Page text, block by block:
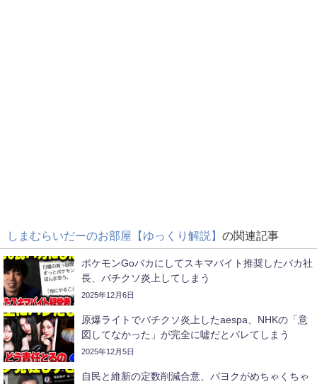
しまむらいだーのお部屋【ゆっくり解説】 の関連記事
ポケモンGoバカにしてスキマバイト推奨したバカ社
長、バチクソ炎上してしまう
2025年12月6日
原爆ライトでバチクソ炎上したaespa、NHKの「意
図してなかった」が完全に嘘だとバレてしまう
2025年12月5日
自民と維新の定数削減合意、パヨクがめちゃくちゃ